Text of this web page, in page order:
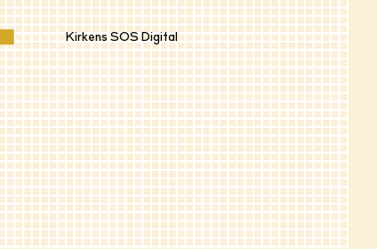
Kirkens SOS Digital